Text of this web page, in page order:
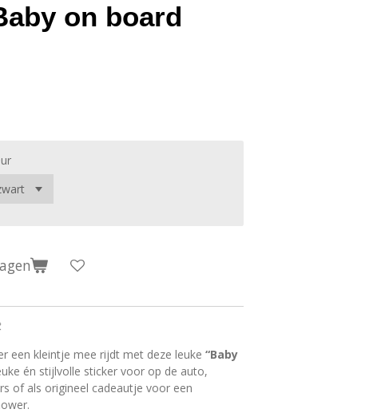
on board
een kleintje mee rijdt met deze leuke “Baby
én stijlvolle sticker voor op de auto,
of als origineel cadeautje voor een